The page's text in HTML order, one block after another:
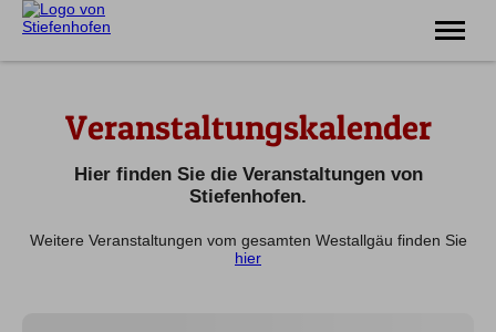
Familie
Unterkünfte
Prospekte
Veranstaltungskalender
Hier finden Sie die Veranstaltungen von
Stiefenhofen.
Weitere Veranstaltungen vom gesamten Westallgäu finden Sie
hier